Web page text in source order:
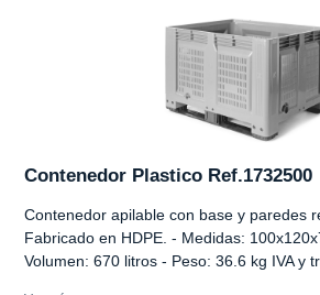
Contenedor Plastico Ref.1732500
Contenedor apilable con base y paredes
Fabricado en HDPE. - Medidas:
Volumen: 670 litros - Peso: 36.6 kg IVA y